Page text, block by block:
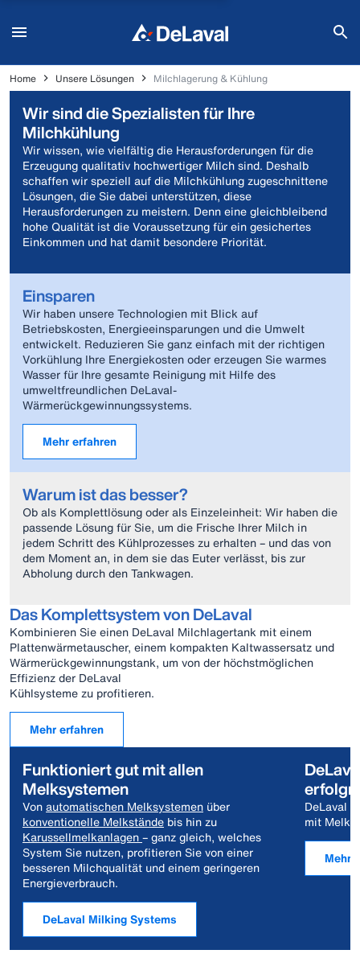
Home Unsere Lösungen Milchlagerung & Kühlung
Wir sind die Spezialisten für Ihre
Milchkühlung
Wir wissen, wie vielfältig die Herausforderungen für die
Erzeugung qualitativ hochwertiger Milch sind. Deshalb
schaffen wir speziell auf die Milchkühlung zugeschnittene
Lösungen, die Sie dabei unterstützen, diese
Herausforderungen zu meistern. Denn eine gleichbleibend
hohe Qualität ist die Voraussetzung für ein gesichertes
Einkommen und hat damit besondere Priorität.
Einsparen
Wir haben unsere Technologien mit Blick auf
Betriebskosten, Energieeinsparungen und die Umwelt
entwickelt. Reduzieren Sie ganz einfach mit der richtigen
Vorkühlung Ihre Energiekosten oder erzeugen Sie warmes
Wasser für Ihre gesamte Reinigung mit Hilfe des
umweltfreundlichen DeLaval-
Wärmerückgewinnungssystems.
Mehr erfahren
Warum ist das besser?
Ob als Komplettlösung oder als Einzeleinheit: Wir haben die
passende Lösung für Sie, um die Frische Ihrer Milch in
jedem Schritt des Kühlprozesses zu erhalten – und das von
dem Moment an, in dem sie das Euter verlässt, bis zur
Abholung durch den Tankwagen.
Das Komplettsystem von DeLaval
Kombinieren Sie einen DeLaval Milchlagertank mit einem
Plattenwärmetauscher, einem kompakten Kaltwassersatz und
Wärmerückgewinnungstank, um von der höchstmöglichen
Effizienz der DeLaval
Kühlsysteme zu profitieren.
Mehr erfahren
Funktioniert gut mit allen
Melksystemen
Vonautomatischen Melksystemen über
konventionelle Melkstände bis hin zu
Karussellmelkanlagen– ganz gleich, welches
System Sie nutzen, profitieren Sie von einer
besseren Milchqualität und einem geringeren
Energieverbrauch.
DeLaval Milking Systems
DeLaval
mit
Mehr